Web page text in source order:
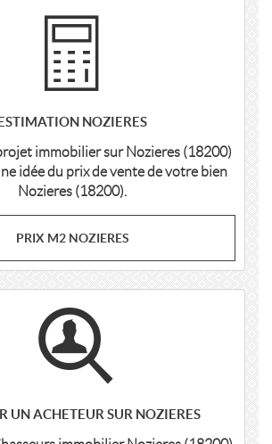
NOZIERES
immobilier sur Nozieres (18200)
idée du prix de vente de votre bien
Nozieres (18200).
PRIX M2 NOZIERES
UN ACHETEUR SUR NOZIERES